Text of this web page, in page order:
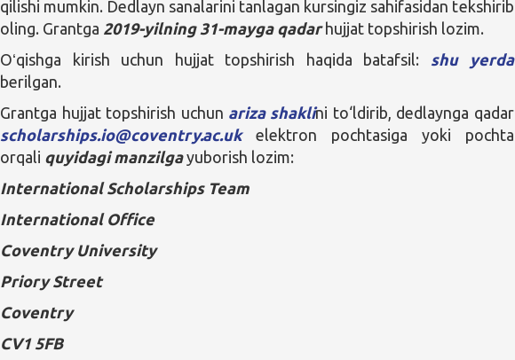
qilishi mumkin. Dedlayn sanalarini tanlagan kursingiz sahifasidan tekshirib
oling. Grantga 2019-yilning 31-mayga qadarhujjat topshirish lozim.
Oʻqishga kirish uchun hujjat topshirish haqida batafsil: shu yerda
berilgan.
Grantga hujjat topshirish uchun ariza shaklini to‘ldirib, dedlaynga qadar
scholarships.io@coventry.ac.ukelektron pochtasiga yoki pochta
orqali quyidagi manzilgayuborish lozim:
International Scholarships Team
International Office
Coventry University
Priory Street
Coventry
CV1 5FB